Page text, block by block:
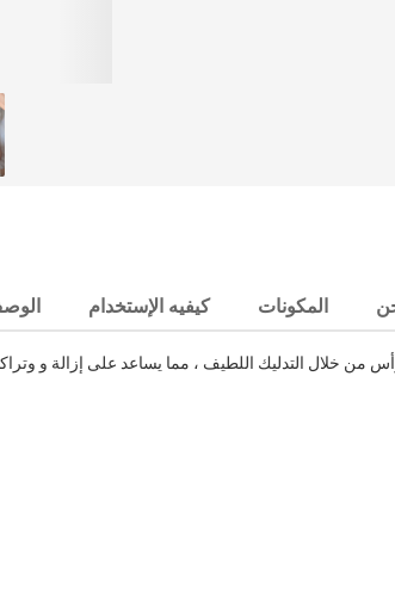
كيفيه الإستخدام المكونات
من خلال التدليك اللطيف ، مما يساعد على إزالة و